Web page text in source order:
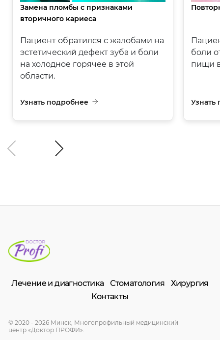
Замена пломбы с признаками
вторичного кариеса
Пациент обратился с жалобами на
эстетический дефект зуба и боли
на холодное горячее в этой
области.
Узнать подробнее
боли
пищи в
Узнать
Лечение и диагностика Стоматология
Хирургия
Контакты
© 2020 - 2026 Минск, Многопрофильный медицинский
центр «Доктор ПРОФИ».